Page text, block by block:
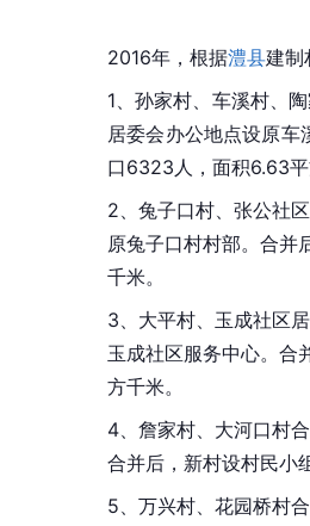
2016年，根据澧县建制
1、孙家村、车溪村、
居委会办公地点设原
口6323人，面积6.63
2、兔子口村、张公社
原兔子口村村部。合并
千米。
3、大平村、玉成社区
玉成社区服务中心。合
方千米。
4、詹家村、大河口村
合并后，新村设村民小
5、万兴村、花园桥村